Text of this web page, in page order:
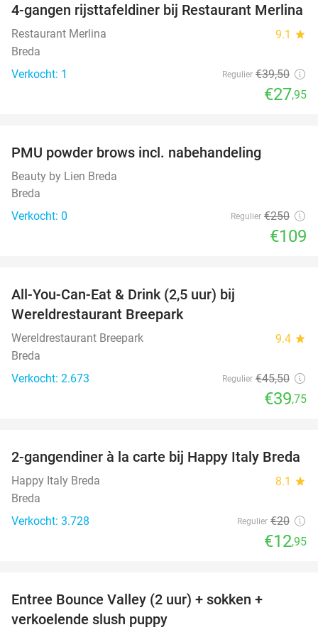
29%
NEW
TODAY
4-gangen rijsttafeldiner bij Restaurant Merlina
Restaurant Merlina 9.1 star
Breda
Verkocht: 1
Regulier €39,50
€27,95
NEW
TODAY
PMU powder brows incl. nabehandeling
Beauty by Lien Breda
Breda
Verkocht: 0
Regulier €250
€109
All-You-Can-Eat & Drink (2,5 uur) bij
Wereldrestaurant Breepark
Wereldrestaurant Breepark 9.4 star
Breda
Verkocht: 2.673
Regulier €45,50
€39,75
35%
2-gangendiner à la carte bij Happy Italy Breda
Happy Italy Breda 8.1 star
Breda
Verkocht: 3.728
Regulier €20
€12,95
Entree Bounce Valley (2 uur) + sokken +
verkoelende slush puppy